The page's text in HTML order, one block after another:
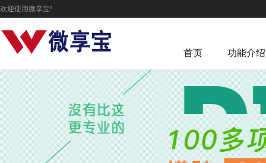
欢迎使用微享宝!
首页 功能介绍